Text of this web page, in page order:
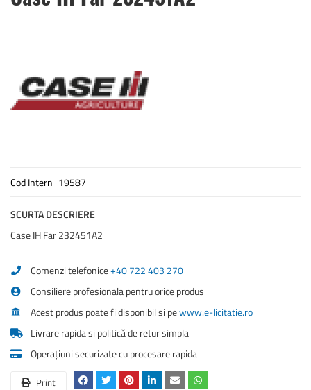
gallery
Cod Intern 19587
SCURTA DESCRIERE
Case IH Far 232451A2
Comenzi telefonice+40 722 403 270
Consiliere profesionala pentru orice produs
Acest produs poate fi disponibil si pewww.e-licitatie.ro
Livrare rapida si politică de retur simpla
Operațiuni securizate cu procesare rapida
Print